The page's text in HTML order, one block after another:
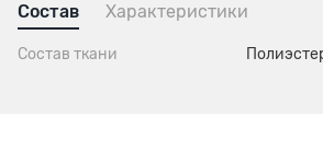
Состав Характеристики
Состав ткани